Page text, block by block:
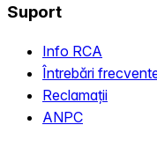
Suport
Info RCA
Întrebări
Reclamații
ANPC